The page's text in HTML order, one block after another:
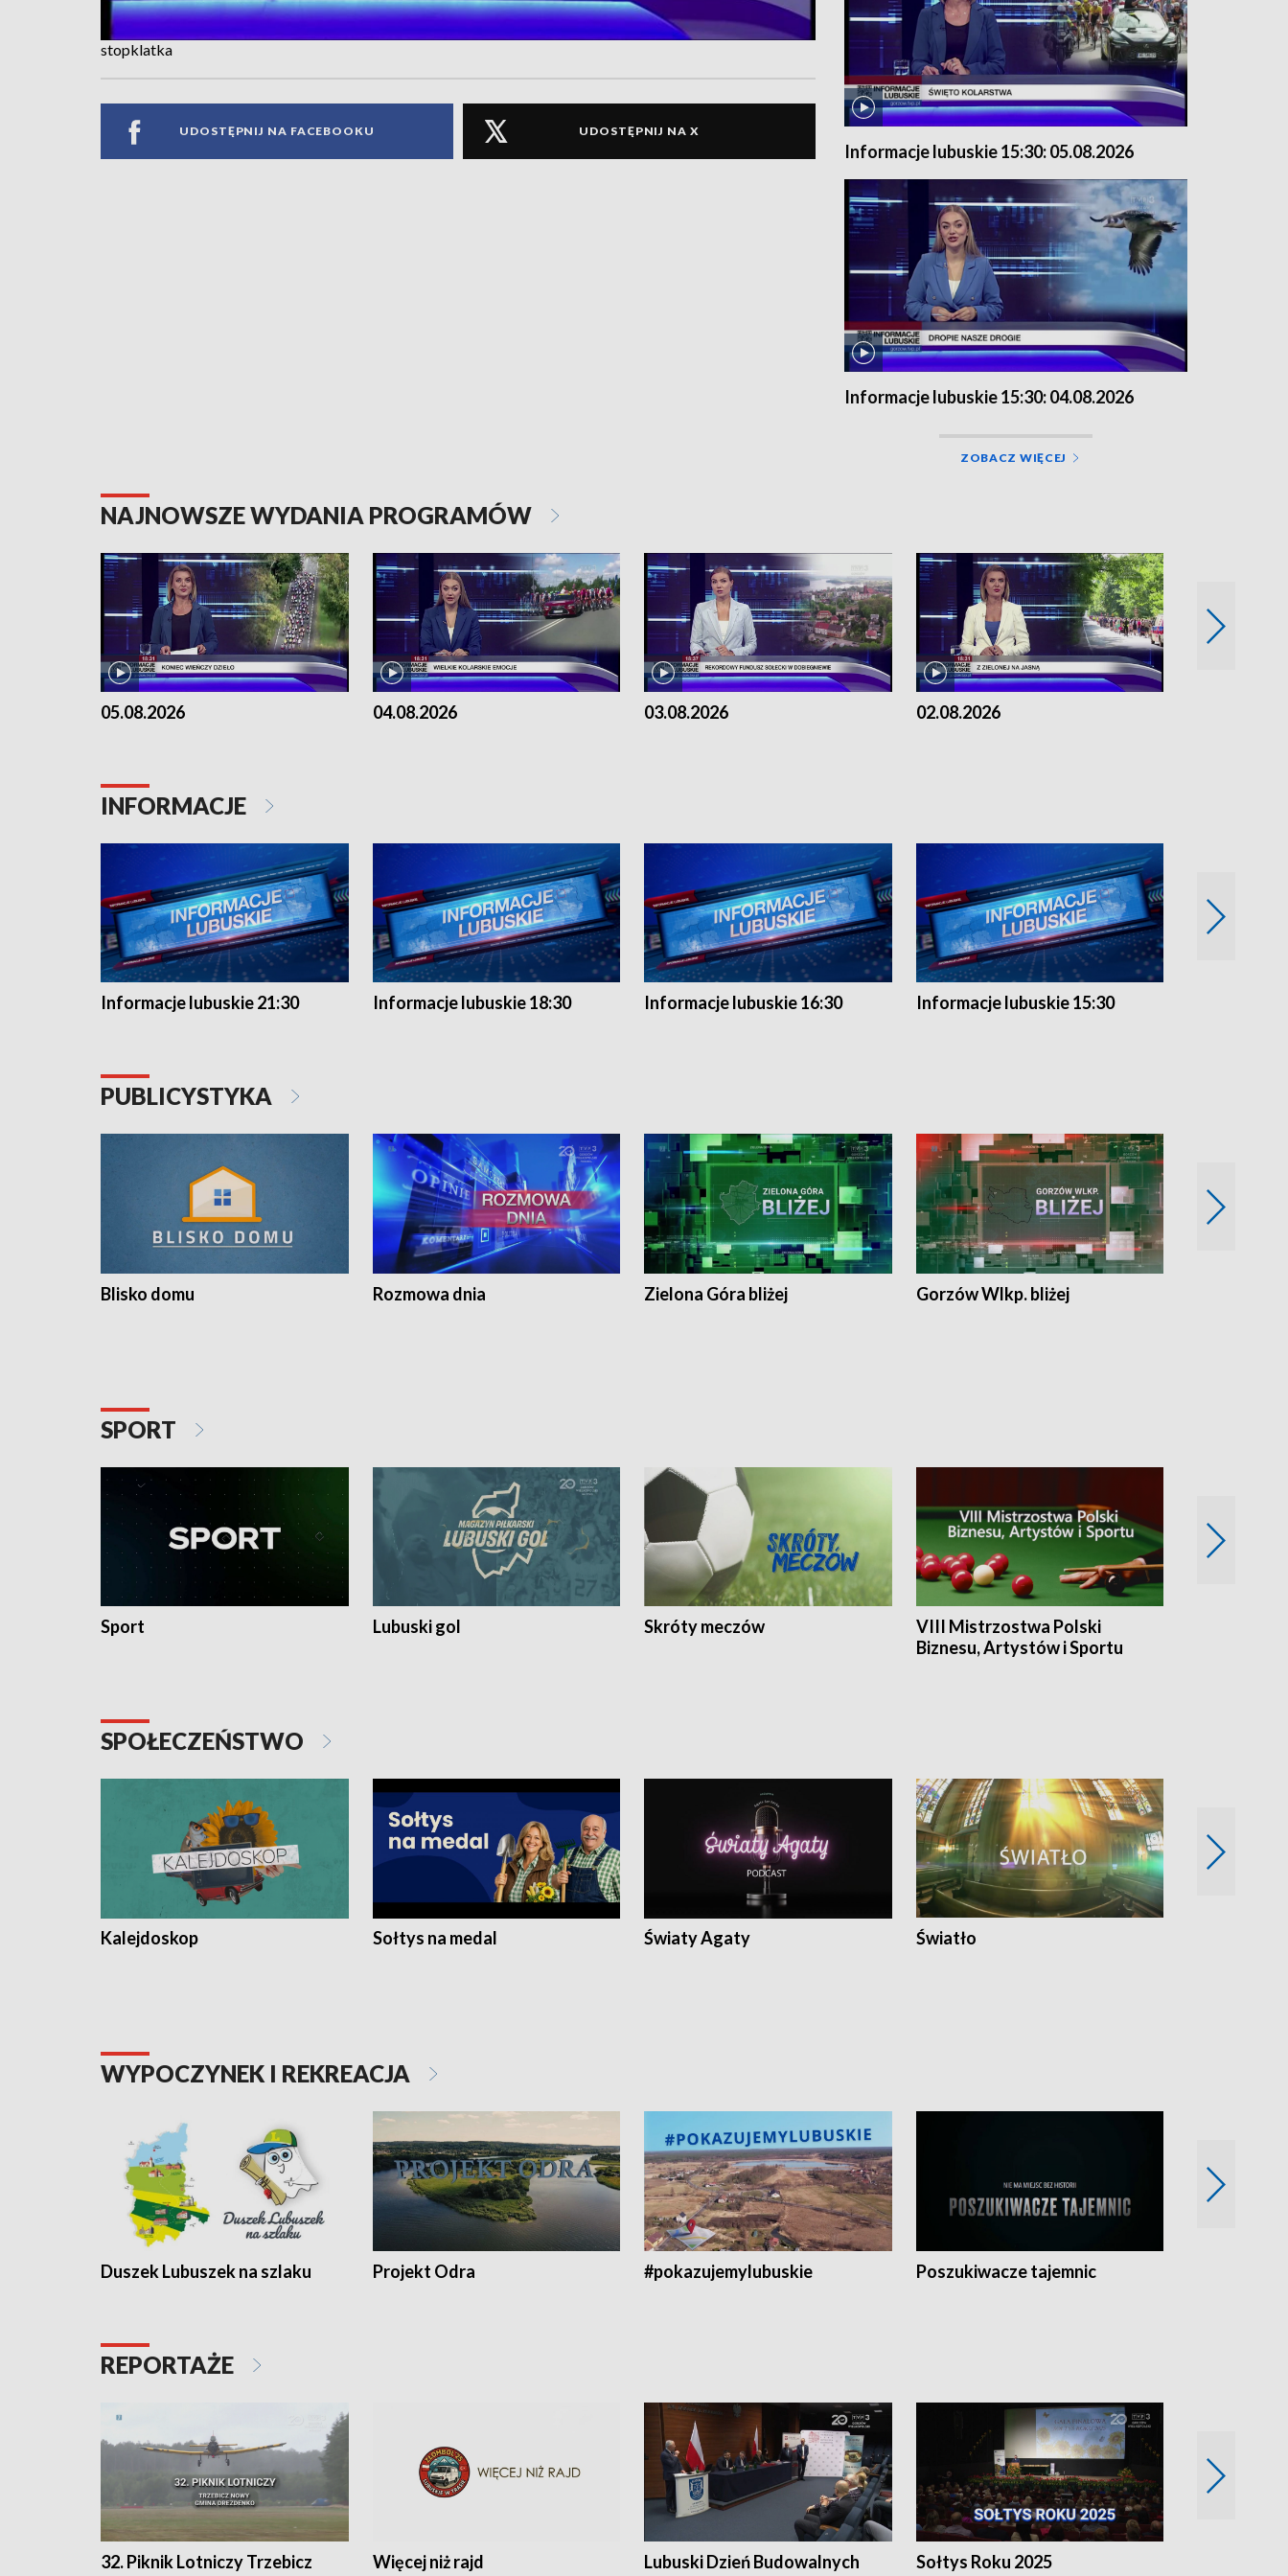
stopklatka
UDOSTĘPNIJ NA FACEBOOKU UDOSTĘPNIJ NA X
Informacje lubuskie 15:30: 05.08.2026
Informacje lubuskie 15:30: 04.08.2026
ZOBACZ WIĘCEJ
NAJNOWSZE WYDANIA PROGRAMÓW
05.08.2026 04.08.2026 03.08.2026 02.08.2026
INFORMACJE
Informacje lubuskie 21:30 Informacje lubuskie 18:30 Informacje lubuskie 16:30 Informacje lubuskie 15:30
PUBLICYSTYKA
Blisko domu Rozmowa dnia Zielona Góra bliżej Gorzów Wlkp. bliżej
SPORT
Sport Lubuski gol Skróty meczów
VIII Mistrzostwa Polski
Biznesu, Artystów i Sportu
SPOŁECZEŃSTWO
Kalejdoskop Sołtys na medal Światy Agaty Światło
WYPOCZYNEK I REKREACJA
Duszek Lubuszek na szlaku Projekt Odra #pokazujemylubuskie Poszukiwacze tajemnic
REPORTAŻE
32. Piknik Lotniczy Trzebicz
Więcej niż rajd Lubuski Dzień Budowalnych Sołtys Roku 2025